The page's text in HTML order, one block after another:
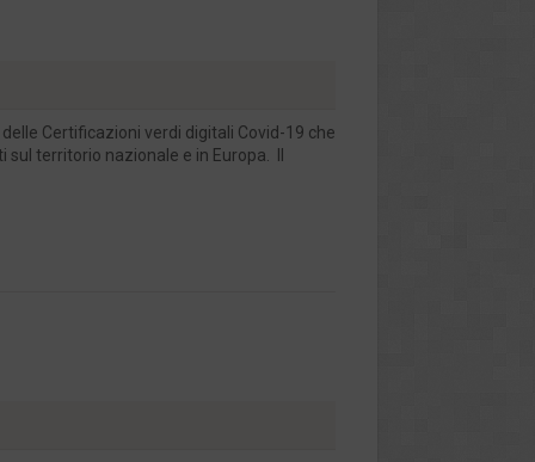
Certificazioni verdi digitali Covid-19 che
territorio nazionale e in Europa. Il